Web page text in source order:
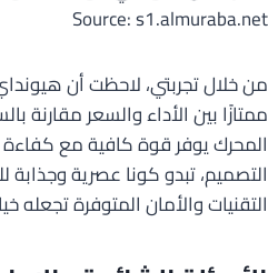
Source: s1.almuraba.net
ممتازًا بين الأداء والسعر مقارنة
المحرك يوفر قوة كافية مع
التصميم، تبدو كونا عصرية وجذابة
التقنيات والأمان المتوفرة تجعله